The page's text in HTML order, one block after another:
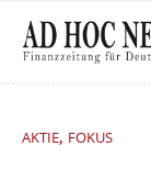
AKTIE, FOKUS